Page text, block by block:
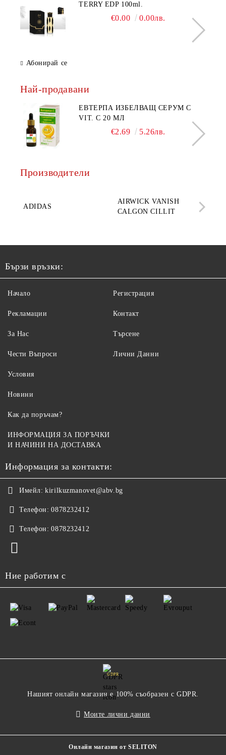
TERRY EDP 100ml.
€0.00 0.00лв.
Абонирай се
Най-продавани
ЕВТЕРПА ИЗБЕЛВАЩ СЕРУМ С
VIT. C 20 МЛ
€2.69 5.26лв.
Производители
ADIDAS
AIRWICK VANISH
CALGON CILLIT
Бързи връзки:
Начало
Рекламации
За Нас
Чести Въпроси
Регистрация
Контакт
Търсене
Лични Данни
Условия
Новини
Как да поръчам?
ИНФОРМАЦИЯ ЗА ПОРЪЧКИ
И НАЧИНИ НА ДОСТАВКА
Информация за контакти:
Имейл: kirilkuzmanovet@abv.bg
Телефон: 0878232412
Телефон: 0878232412
Ние работим с
GDPR
Нашият онлайн магазин е 100% съобразен с GDPR.
Моите лични данни
Онлайн магазин от SELITON